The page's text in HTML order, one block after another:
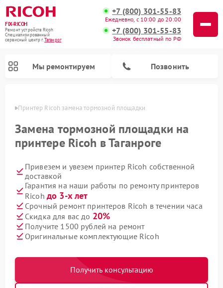
FIX-RICOH
Ремонт устройств Ricoh
Специализированный
cервисный центр г.Таганрог
+7 (800) 301-55-83
Ежедневно, с 10:00 до 20:00
+7 (800) 301-55-83
Звонок бесплатный по РФ
Мы ремонтируем Позвонить
Принтер Ricoh замена тормозной площадки
Замена тормозной площадки на
принтере Ricoh в Таганроге
Привезем и увезем принтер Ricoh собственной
доставкой
Гарантия на наши работы по ремонту принтеров
Ricoh до 3-х лет
Срочный ремонт принтеров Ricoh в течении часа
Скидка для вас до 20%
Получите 1500 рублей на ремонт
Оригинальные комплектующие Ricoh
Получить консультацию